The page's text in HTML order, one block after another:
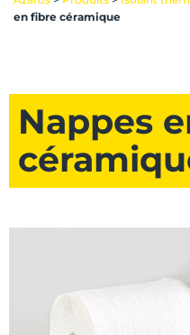
en fibre céramique
Nappes